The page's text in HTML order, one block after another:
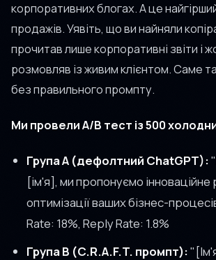
корпоративних блогах. А це
продажів. Уявіть, що ви найняли
прочитав лише корпоративні звіти і
розмовляв із живим клієнтом. Саме
без правильного промпту.
Ми провели A/B тест із 500
Група A (дефолтний ChatGPT):
[ім'я], ми пропонуємо інноваційне
оптимізації ваших бізнес-
Rate: 18%, Reply Rate: 1.8%
Група B (C.R.A.F.T. промпт):